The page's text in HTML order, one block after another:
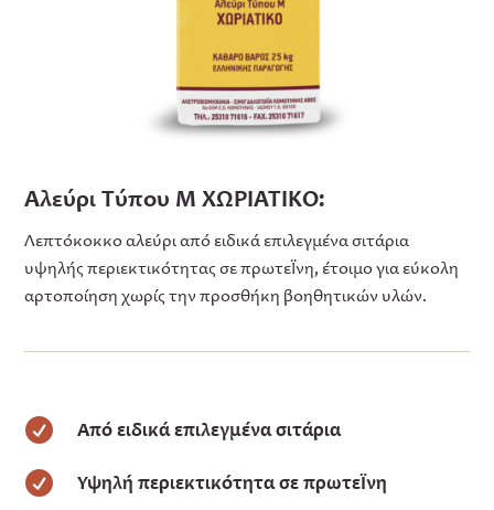
Αλεύρι Τύπου Μ ΧΩΡΙΑΤΙΚΟ:
Λεπτόκοκκο αλεύρι από ειδικά επιλεγμένα σιτάρια
υψηλής περιεκτικότητας σε πρωτεΐνη, έτοιμο για εύκολη
αρτοποίηση χωρίς την προσθήκη βοηθητικών υλών.
 Από ειδικά επιλεγμένα σιτάρια
 Υψηλή περιεκτικότητα σε πρωτεΐνη